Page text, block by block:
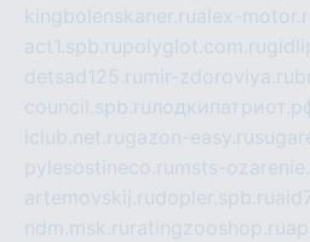
kingbolenskaner.rualex-
act1.spb.rupolyglot.com.ru
detsad125.ru mir-zdoroviya.ru
council.spb.ru
iclub.net.rugazon-easy.ru
pylesostineco.ru msts-
artemovskij.rudopler.spb.ru
ndm.msk.ru ratingzooshop.ru